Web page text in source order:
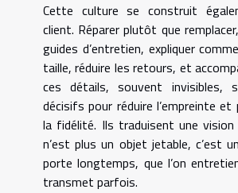
Cette culture se construit
client. Réparer plutôt que
guides d’entretien, expliquer
taille, réduire les retours, et
ces détails, souvent invisibles,
décisifs pour réduire l’empreinte
la fidélité. Ils traduisent une
n’est plus un objet jetable, c’est
porte longtemps, que l’on
transmet parfois.